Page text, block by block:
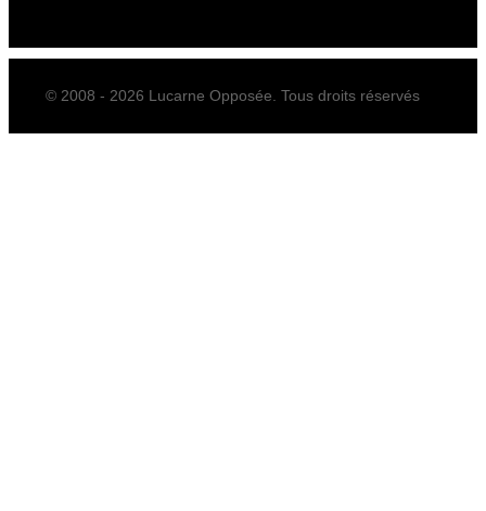
© 2008 - 2026 Lucarne Opposée. Tous droits réservés